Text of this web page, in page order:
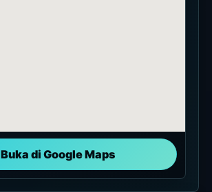
Buka di Google Maps